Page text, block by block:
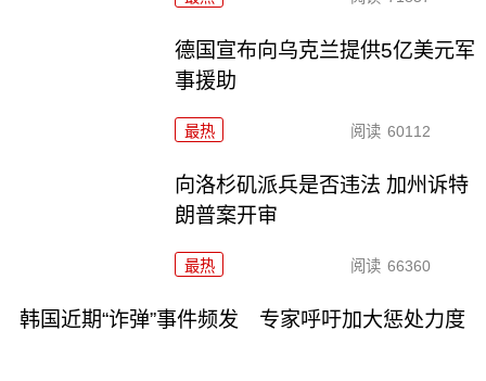
德国宣布向乌克兰提供5亿美元军
事援助
最热 阅读 60112
向洛杉矶派兵是否违法 加州诉特
朗普案开审
最热 阅读 66360
韩国近期“诈弹”事件频发 专家呼吁加大惩处力度